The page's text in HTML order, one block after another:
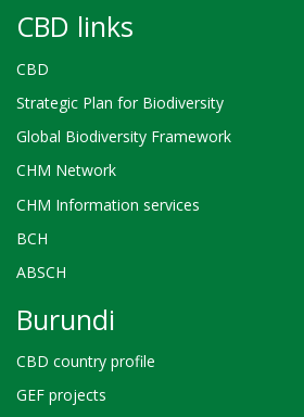
CBD links
CBD
Strategic Plan for Biodiversity
Global Biodiversity Framework
CHM Network
CHM Information services
BCH
ABSCH
Burundi
CBD country profile
GEF projects